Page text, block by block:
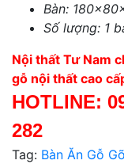
Bàn:
Số lượng: 1
Nội thất Tư Nam
gỗ nội thất cao
HOTLINE:
282
Tag: Bàn Ăn Gỗ